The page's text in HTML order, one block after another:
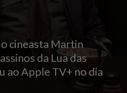
cineasta Martin
da Lua das
ao Apple TV+ no dia